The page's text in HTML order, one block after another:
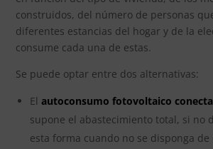
construidos, del número de personas
diferentes estancias del hogar y de la
consume cada una de estas.
Se puede optar entre dos alternativas:
Elautoconsumo fotovoltaico
supone el abastecimiento total, si no
esta forma cuando no se disponga de